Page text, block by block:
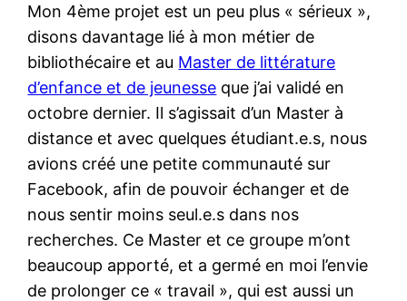
Mon 4ème projet est un peu plus « sérieux »,
disons davantage lié à mon métier de
bibliothécaire et au Master de littérature
d’enfance et de jeunesse que j’ai validé en
octobre dernier. Il s’agissait d’un Master à
distance et avec quelques étudiant.e.s, nous
avions créé une petite communauté sur
Facebook, afin de pouvoir échanger et de
nous sentir moins seul.e.s dans nos
recherches. Ce Master et ce groupe m’ont
beaucoup apporté, et a germé en moi l’envie
de prolonger ce « travail », qui est aussi un